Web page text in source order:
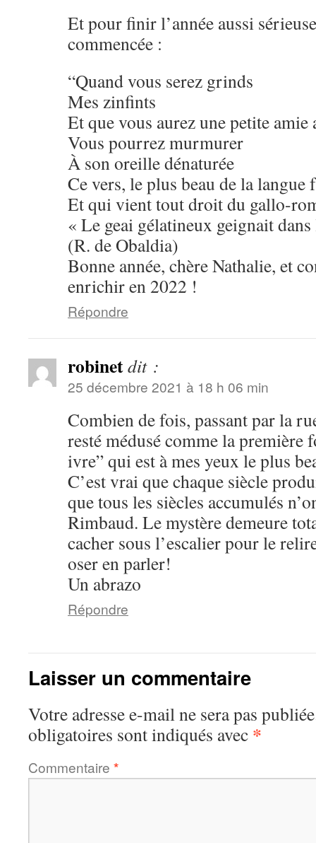
Et pour finir l’année aussi
commencée :
“Quand vous serez grinds
Mes zinfints
Et que vous aurez une petite amie
Vous pourrez murmurer
À son oreille dénaturée
Ce vers, le plus beau de la langue
Et qui vient tout droit du gallo-
« Le geai gélatineux geignait
(R. de Obaldia)
Bonne année, chère Nathalie, et
enrichir en 2022 !
Répondre
robinetdit :
25 décembre 2021 à 18 h 06 min
Combien de fois, passant par la
resté médusé comme la première
ivre” qui est à mes yeux le plus
C’est vrai que chaque siècle
que tous les siècles accumulés
Rimbaud. Le mystère demeure
cacher sous l’escalier pour le
oser en parler!
Un abrazo
Répondre
Laisser un commentaire
Votre adresse e-mail ne sera pas
obligatoires sont indiqués avec *
Commentaire *